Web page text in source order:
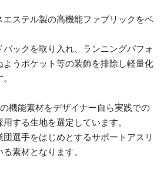
ステル製の高機能ファブリックをベ
ックを取り入れ、ランニングパフォ
ようポケット等の装飾を排除し軽量化
機能素材をデザイナー自ら実践での
する生地を選定しています。
選手をはじめとするサポートアスリ
素材となります。